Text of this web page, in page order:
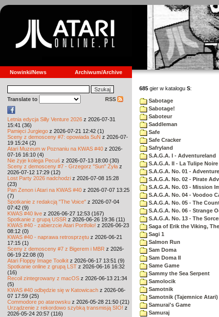
Nowinki/News Archiwum/Archive
Translate to RSS
Letnia edycja Silly Venture 2026 z 2026-07-31
15:41 (36)
Pamięci Jurgiego z 2026-07-21 12:42 (1)
Sceny z demosceny #7: opowiada SuN z 2026-07-
19 15:24 (2)
Atari Muzeum w Poznaniu na KWAS #40 z 2026-
07-16 16:10 (4)
Nie żyje kolega Pecuś z 2026-07-13 18:00 (30)
Sceny z demosceny #7 - Grzegorz "Sun" Żyła z
2026-07-12 17:29 (12)
Lost Party 2026 nadchodzi z 2026-07-08 15:28
(23)
Pan Zenon i Atari na KWAS #40 z 2026-07-07 13:25
(7)
Spotkanie z redakcją "The Voice" z 2026-07-04
07:42 (9)
KWAS #40 live z 2026-06-27 12:53 (167)
Spotkanie z grupą USSR z 2026-06-26 19:36 (11)
KWAS #40 - zabierzcie Atari Portfolio! z 2026-06-23
08:12 (0)
KWAS #40 - naprawa retrosprzętu z 2026-06-21
17:15 (1)
Sceny z demosceny #7 z Bigerem i MBR z 2026-
06-19 22:08 (0)
Atari Floppy Image Toolkit z 2026-06-17 13:51 (9)
Spotkanie online z grupą LST z 2026-06-16 16:32
(16)
Recoil zintegrowany z macOS z 2026-06-13 21:34
(5)
KWAS #40 odbędzie się w Katowicach z 2026-06-
07 17:59 (25)
Commodore po atarowsku z 2026-05-28 21:50 (21)
Urządzenie z rekordowo szybką transmisją SIO! z
2026-05-24 20:57 (116)
685 gier w katalogu S:
Sabotage
Sabotage!
Saboteur
Saddleman
Safe
Safe Cracker
Safryland
S.A.G.A. I - Adventureland
S.A.G.A. II - La Tulipe Noire
S.A.G.A. No. 01 -
S.A.G.A. No. 02 - Pirate
S.A.G.A. No. 03 - Mission
S.A.G.A. No. 04 - Voodoo
S.A.G.A. No. 05 - The
S.A.G.A. No. 06 - Strange
S.A.G.A. No. 13 - The
Saga of Erik the Viking, The
Sagi 1
Salmon Run
Sam Doma
Sam Doma II
Same Game
Sammy the Sea Serpent
Samolocik
Samotnik
Samotnik (Tajemnice Atari)
Samurai's Game
Samuraj